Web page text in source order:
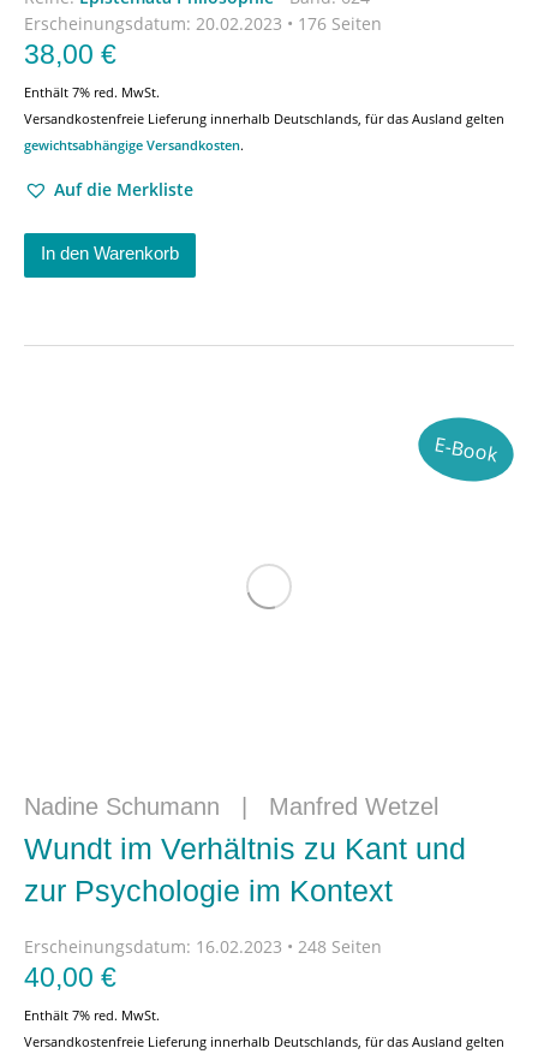
Erscheinungsdatum: 20.02.2023 • 176 Seiten
38,00 €
Enthält 7% red. MwSt.
Versandkostenfreie Lieferung innerhalb Deutschlands, für das Ausland gelten
gewichtsabhängige Versandkosten.
Auf die Merkliste
In den Warenkorb
E-Book
Nadine Schumann Manfred Wetzel
Wundt im Verhältnis zu Kant und
zur Psychologie im Kontext
Erscheinungsdatum: 16.02.2023 • 248 Seiten
40,00 €
Enthält 7% red. MwSt.
Versandkostenfreie Lieferung innerhalb Deutschlands, für das Ausland gelten